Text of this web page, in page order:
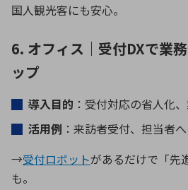
国人観光客にも安心。
6. オフィス｜受付DXで業
ップ
導入目的 ：受付対応の省人化
活用例 ：来訪者受付、担当者
→受付ロボットがあるだけで「先
も。